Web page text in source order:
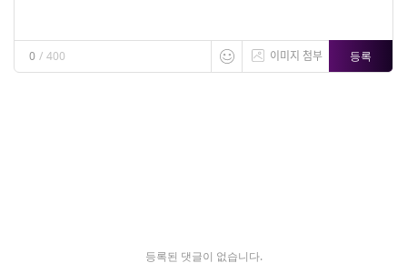
0 / 400 이미지 첨부 등록
등록된 댓글이 없습니다.